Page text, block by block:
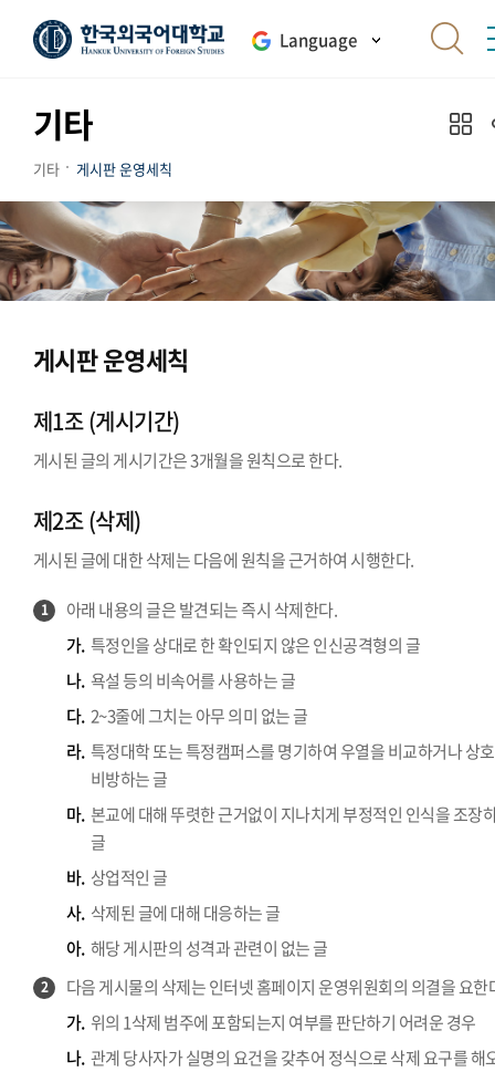
Language
기타
기타 게시판 운영세칙
게시판 운영세칙
제1조 (게시기간)
게시된 글의 게시기간은 3개월을 원칙으로 한다.
제2조 (삭제)
게시된 글에 대한 삭제는 다음에 원칙을 근거하여 시행한다.
1
아래 내용의 글은 발견되는 즉시 삭제한다.
가. 특정인을 상대로 한 확인되지 않은 인신공격형의 글
나. 욕설 등의 비속어를 사용하는 글
다. 2~3줄에 그치는 아무 의미 없는 글
라. 특정대학 또는 특정캠퍼스를 명기하여 우열을 비교하거나 상호
비방하는 글
마. 본교에 대해 뚜렷한 근거없이 지나치게 부정적인 인식을 조장
글
바. 상업적인 글
사. 삭제된 글에 대해 대응하는 글
아. 해당 게시판의 성격과 관련이 없는 글
2
다음 게시물의 삭제는 인터넷 홈페이지 운영위원회의 의결을 요한
가. 위의 1삭제 범주에 포함되는지 여부를 판단하기 어려운 경우
나. 관계 당사자가 실명의 요건을 갖추어 정식으로 삭제 요구를 해